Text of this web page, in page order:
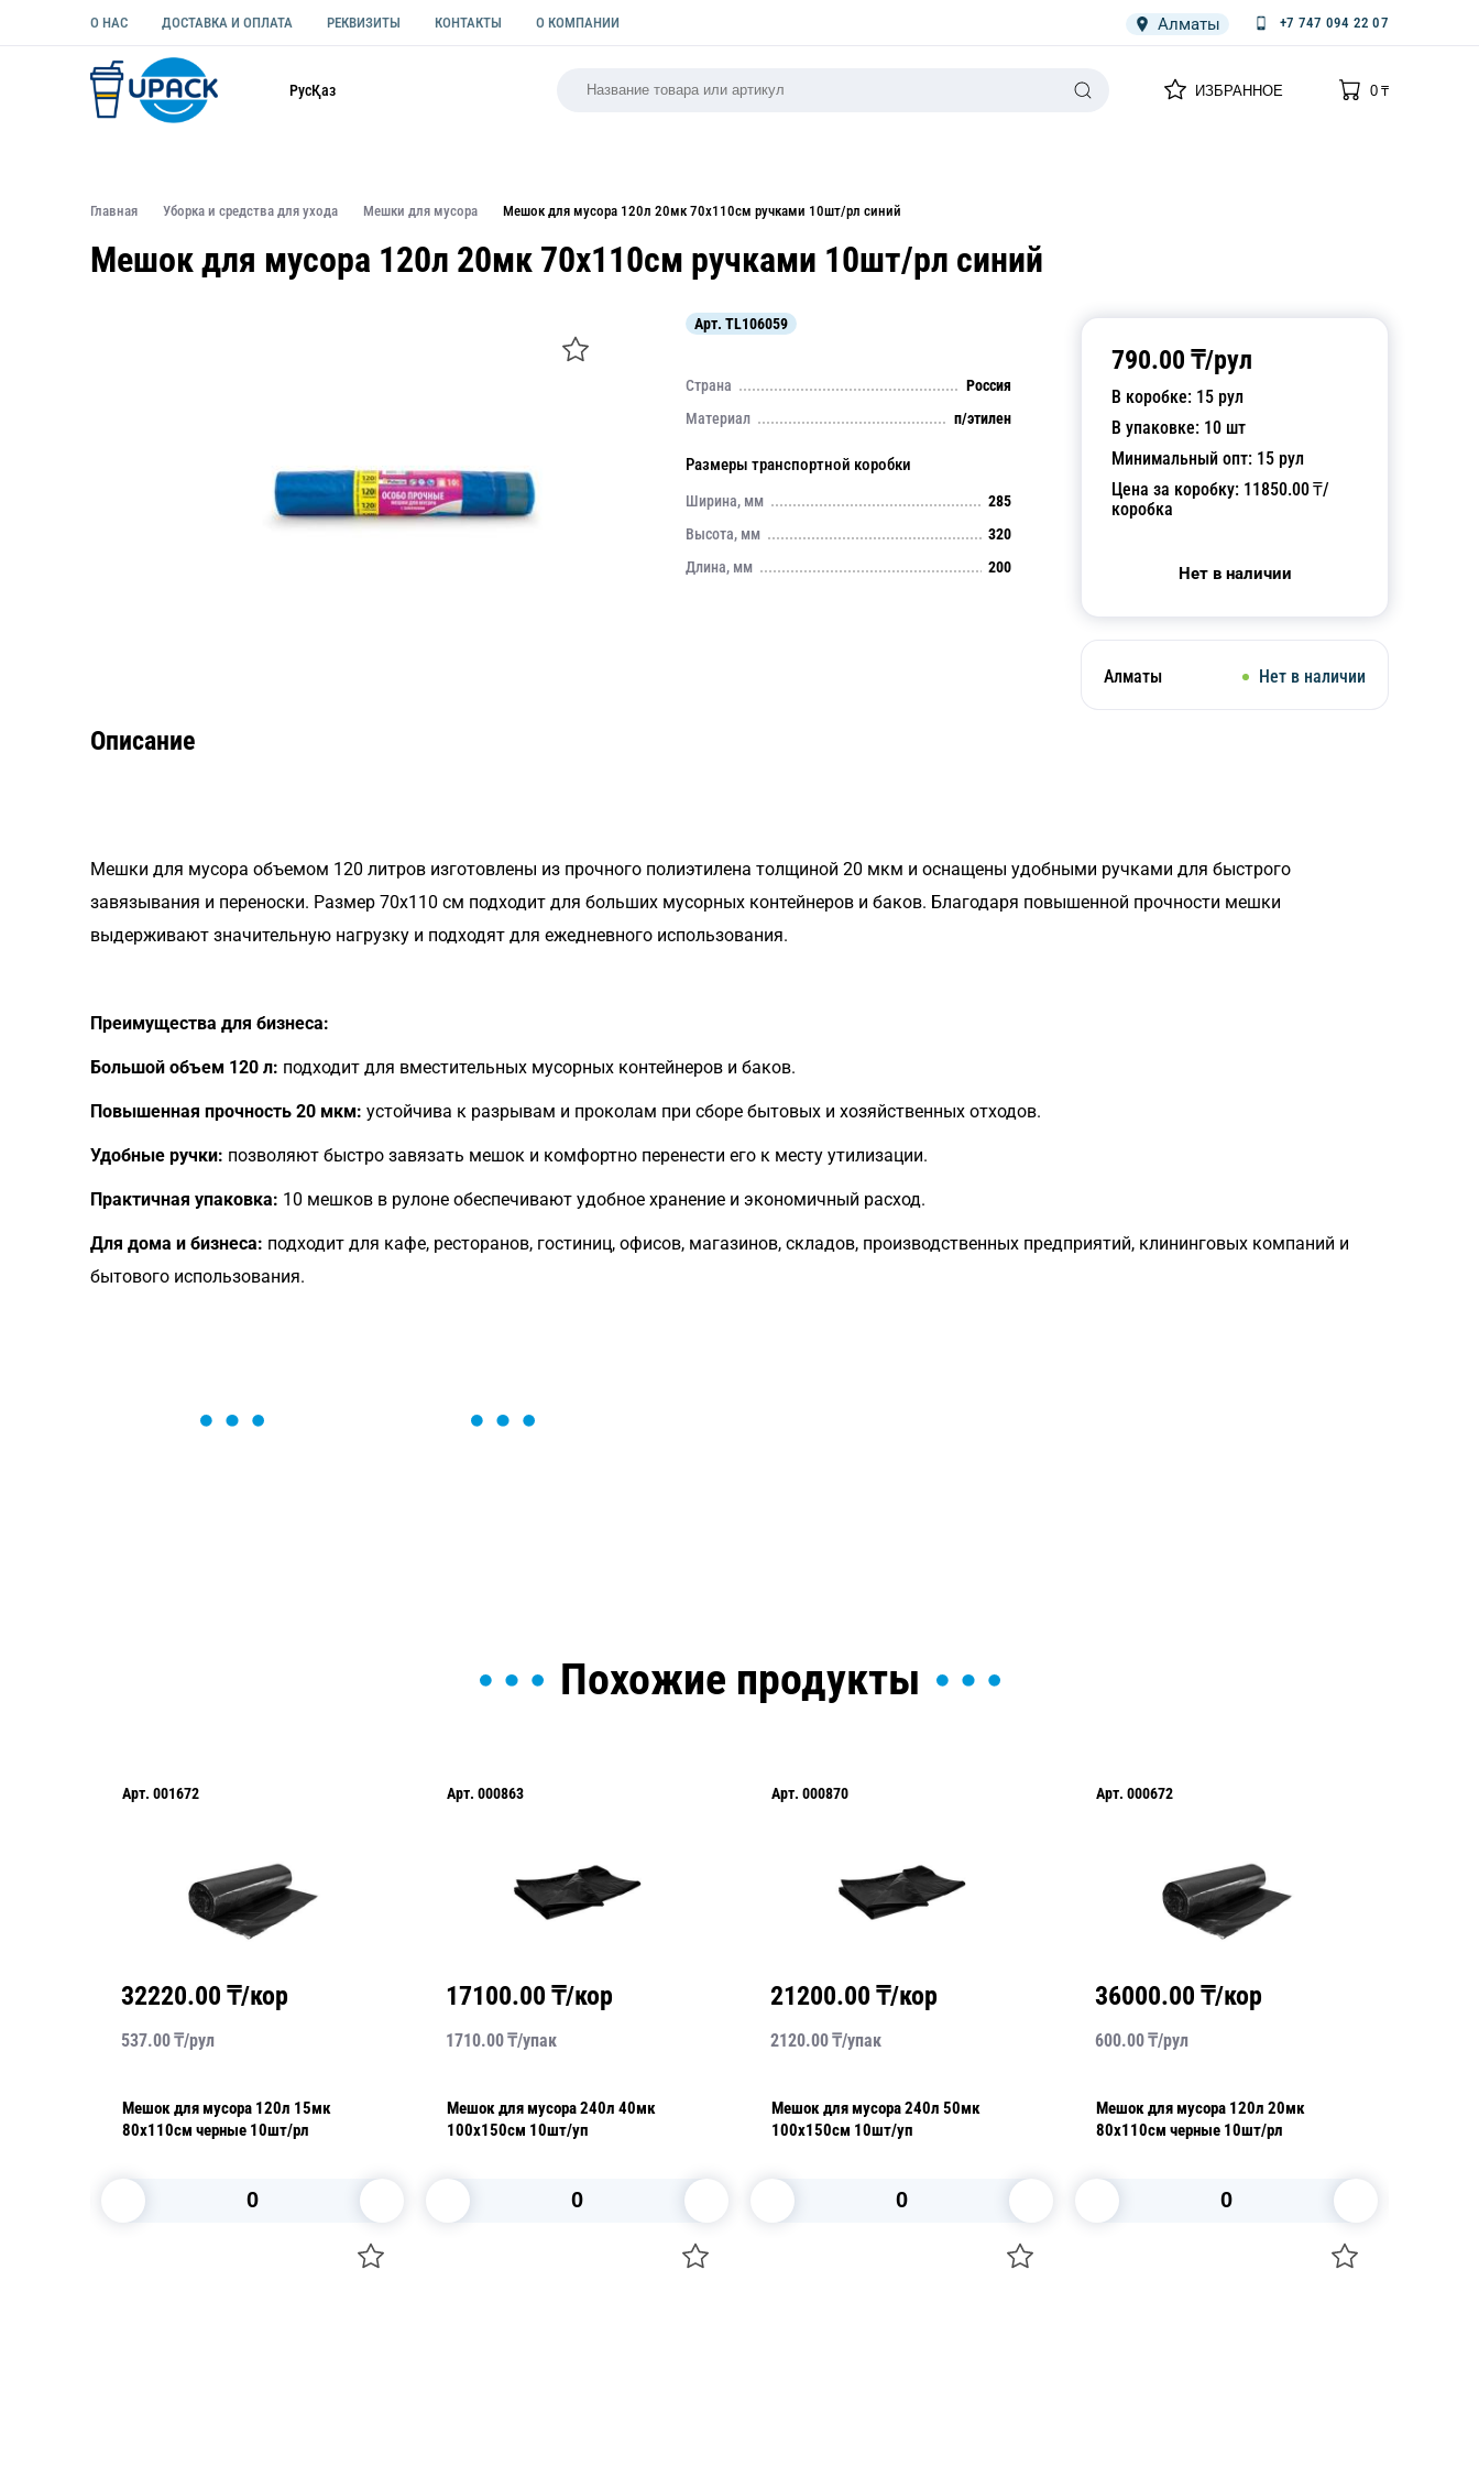
О НАС ДОСТАВКА И ОПЛАТА РЕКВИЗИТЫ КОНТАКТЫ О КОМПАНИИ Алматы +7 747 094 22 07
РусҚаз ИЗБРАННОЕ
0
0₸
Главная Уборка и средства для ухода Мешки для мусора Мешок для мусора 120л 20мк 70х110см ручками 10шт/рл синий
Мешок для мусора 120л 20мк 70х110см ручками 10шт/рл синий
790.00 ₸/рул
В коробке: 15 рул
В упаковке: 10 шт
Минимальный опт: 15 рул
Цена за коробку: 11850.00₸/
коробка
Нет в наличии
Алматы Нет в наличии
Арт. TL106059
Страна
Россия
Материал
п/этилен
Размеры транспортной коробки
Ширина, мм
285
Высота, мм
320
Длина, мм
200
Описание
Мешки для мусора объемом 120 литров изготовлены из прочного полиэтилена толщиной 20 мкм и оснащены удобными ручками для быстрого
завязывания и переноски. Размер 70х110 см подходит для больших мусорных контейнеров и баков. Благодаря повышенной прочности мешки
выдерживают значительную нагрузку и подходят для ежедневного использования.
Преимущества для бизнеса:
Большой объем 120 л: подходит для вместительных мусорных контейнеров и баков.
Повышенная прочность 20 мкм: устойчива к разрывам и проколам при сборе бытовых и хозяйственных отходов.
Удобные ручки: позволяют быстро завязать мешок и комфортно перенести его к месту утилизации.
Практичная упаковка: 10 мешков в рулоне обеспечивают удобное хранение и экономичный расход.
Для дома и бизнеса: подходит для кафе, ресторанов, гостиниц, офисов, магазинов, складов, производственных предприятий, клининговых компаний и
бытового использования.
Похожие продукты
Арт. 001672
32220.00 ₸/кор
537.00₸/рул
Мешок для мусора 120л 15мк
80х110см черные 10шт/рл
Арт. 000863
17100.00 ₸/кор
1710.00₸/упак
Мешок для мусора 240л 40мк
100х150см 10шт/уп
Арт. 000870
21200.00 ₸/кор
2120.00₸/упак
Мешок для мусора 240л 50мк
100х150см 10шт/уп
Арт. 000672
36000.00 ₸/кор
600.00₸/рул
Мешок для мусора 120л 20мк
80х110см черные 10шт/рл